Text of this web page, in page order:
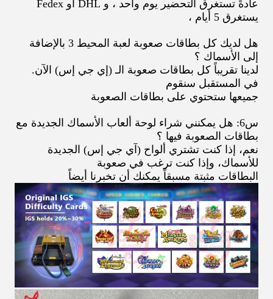
عادةً تستغرق التحضير يوم واحد ، و DHL أو Fedex
يستغرق 5 أيام ،
هل لديك كل بطاقات صعوبة لعبة المحيط 3 بالإضافة
إلى الأسماك ؟
لدينا تقريباً كل بطاقات صعوبة الـ (إي جي إس) الآن.
في المستقبل سنقوم
جميعها ستحتوي على بطاقات الصعوبة
س6: هل يمكنني شراء لوحة ألعاب الأسماك الجديدة مع
بطاقات الصعوبة فيها ؟
نعم، إذا كنت تشتري ألواح (آي جي إس) الجديدة
للأسماك، وإذا كنت ترغب في صعوبة
البطاقات مثبتة مسبقاً يمكنك أن تخبرنا أيضاً